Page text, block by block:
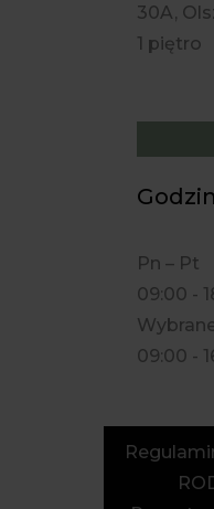
30A,
1 piętro
Pn – Pt
09:00 -
09:00 -